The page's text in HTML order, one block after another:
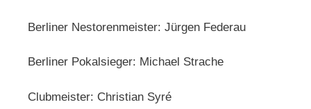
Berliner Nestorenmeister: Jürgen Federau
Berliner Pokalsieger: Michael Strache
Clubmeister: Christian Syré